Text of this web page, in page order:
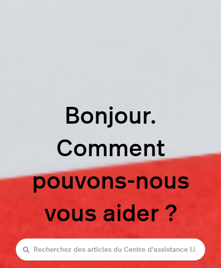
Bonjour.
Comment
pouvons-nous
vous aider ?
Recherche